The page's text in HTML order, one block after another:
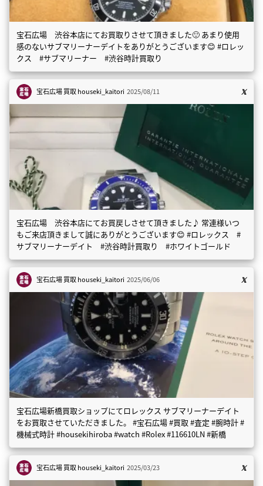
宝石広場 渋谷本店にてお買取りさせて頂きました🙂 あまり使用
感のないサブマリーナーデイトをありがとうございます😊 #ロレッ
クス #サブマリーナー #渋谷時計買取り
宝石広場 買取houseki_kaitori 2025/08/11
宝石広場 渋谷本店にてお買戻しさせて頂きました♪ 常連様いつ
もご来店頂きまして誠にありがとうございます😊 #ロレックス #
サブマリーナーデイト #渋谷時計買取り #ホワイトゴールド
宝石広場 買取houseki_kaitori 2025/06/06
宝石広場新橋買取ショップにてロレックス サブマリーナーデイト
をお買取させていただきました。 #宝石広場 #買取 #査定 #腕時計 #
機械式時計 #housekihiroba #watch #Rolex #116610LN #新橋
宝石広場 買取houseki_kaitori 2025/03/23